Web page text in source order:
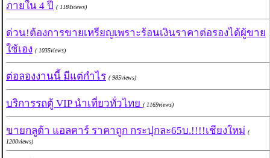
ภายใน 4 ปี ( 1184views)
ด่วน!ต้องการขายเหรียญเพราะร้อนเงินราคาต่อรองได้ผู้ขาย
ใช้เอง ( 1035views)
ต่อลองงานนี้ มีแต่กำไร ( 985views)
บริการรถตู้ VIP นำเที่ยวทั่วไทย ( 1169views)
ขายกลูต้า แอลคาร์ ราคาถูก กระปุกละ65บ.!!!!เชียงใหม่ (
1200views)